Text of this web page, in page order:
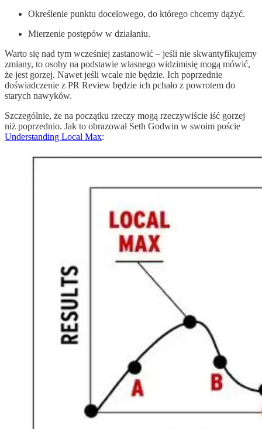
Określenie punktu docelowego, do którego chcemy dążyć.
Mierzenie postępów w działaniu.
Warto się nad tym wcześniej zastanowić – jeśli nie skwantyfikujemy
zmiany, to osoby na podstawie własnego widzimisię mogą mówić,
że jest gorzej. Nawet jeśli wcale nie będzie. Ich poprzednie
doświadczenie z PR Review będzie ich pchało z powrotem do
starych nawyków.
Szczególnie, że na początku rzeczy mogą rzeczywiście iść gorzej
niż poprzednio. Jak to obrazował Seth Godwin w swoim poście
Understanding Local Max: